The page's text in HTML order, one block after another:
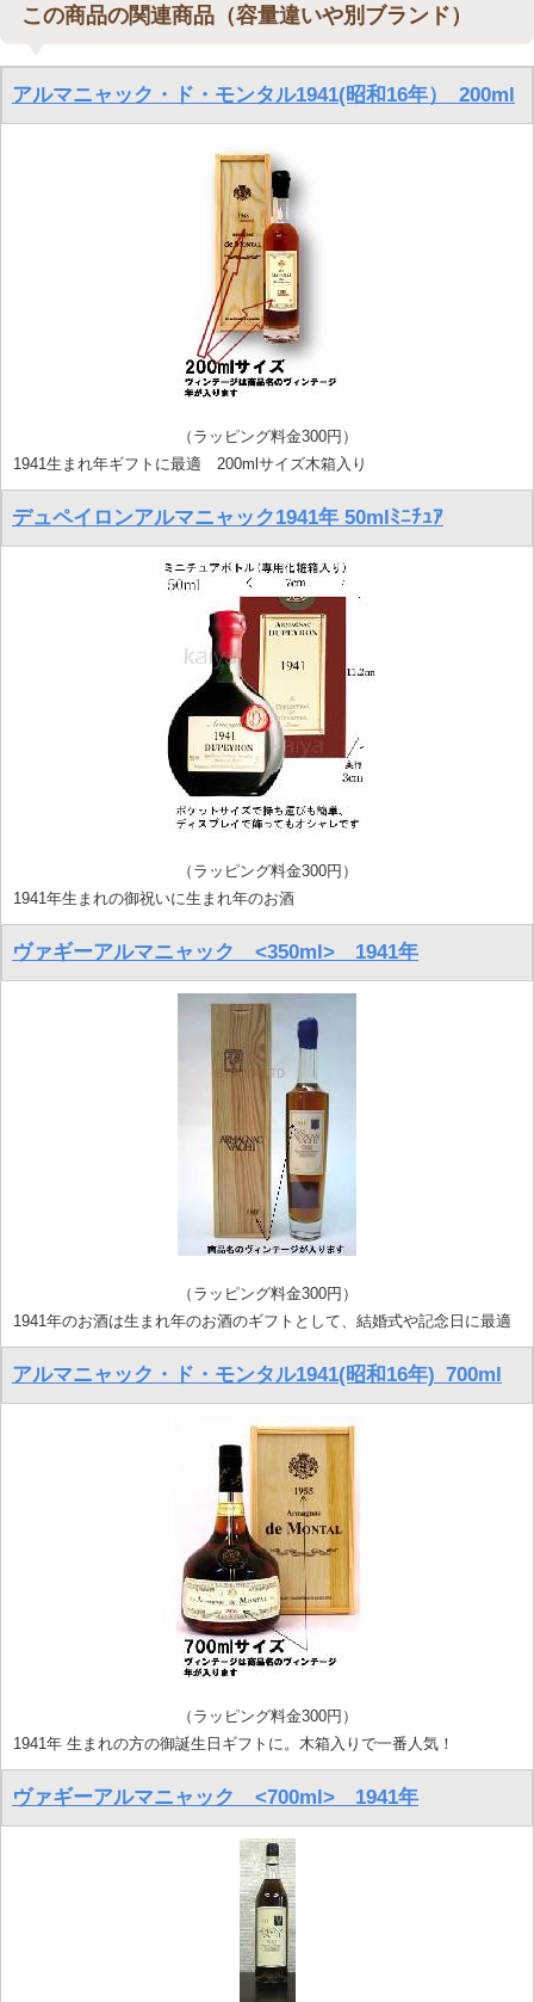
この商品の関連商品（容量違いや別ブランド）
アルマニャック・ド・モンタル1941(昭和16年）_200ml
（ラッピング料金300円）
1941生まれ年ギフトに最適 200mlサイズ木箱入り
デュペイロンアルマニャック1941年 50mlﾐﾆﾁｭｱ
（ラッピング料金300円）
1941年生まれの御祝いに生まれ年のお酒
ヴァギーアルマニャック <350ml> 1941年
（ラッピング料金300円）
1941年のお酒は生まれ年のお酒のギフトとして、結婚式や記念日に最適
アルマニャック・ド・モンタル1941(昭和16年)_700ml
（ラッピング料金300円）
1941年 生まれの方の御誕生日ギフトに。木箱入りで一番人気！
ヴァギーアルマニャック <700ml> 1941年